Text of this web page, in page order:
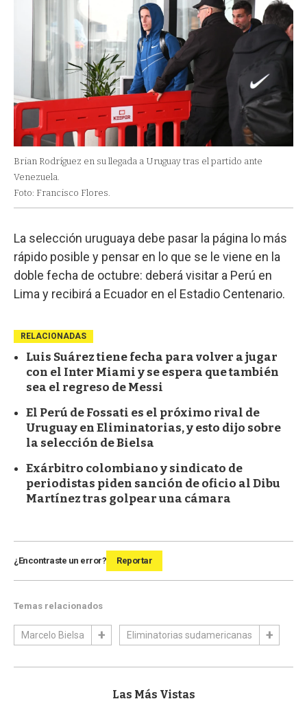
Brian Rodríguez en su llegada a Uruguay tras el partido ante
Venezuela.
Foto: Francisco Flores.
La selección uruguaya debe pasar la página lo más
rápido posible y pensar en lo que se le viene en la
doble fecha de octubre: deberá visitar a Perú en
Lima y recibirá a Ecuador en el Estadio Centenario.
RELACIONADAS
Luis Suárez tiene fecha para volver a jugar
con el Inter Miami y se espera que también
sea el regreso de Messi
El Perú de Fossati es el próximo rival de
Uruguay en Eliminatorias, y esto dijo sobre
la selección de Bielsa
Exárbitro colombiano y sindicato de
periodistas piden sanción de oficio al Dibu
Martínez tras golpear una cámara
¿Encontraste un error? Reportar
Temas relacionados
Marcelo Bielsa Eliminatorias sudamericanas
Las Más Vistas